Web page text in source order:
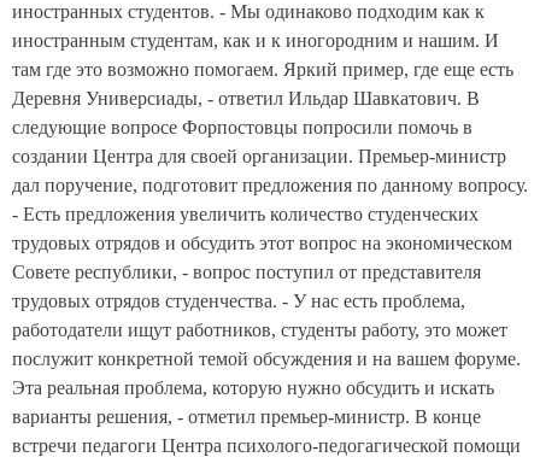
иностранных студентов. - Мы одинаково подходим как к
иностранным студентам, как и к иногородним и нашим. И
там где это возможно помогаем. Яркий пример, где еще есть
Деревня Универсиады, - ответил Ильдар Шавкатович. В
следующие вопросе Форпостовцы попросили помочь в
создании Центра для своей организации. Премьер-министр
дал поручение, подготовит предложения по данному вопросу.
- Есть предложения увеличить количество студенческих
трудовых отрядов и обсудить этот вопрос на экономическом
Совете республики, - вопрос поступил от представителя
трудовых отрядов студенчества. - У нас есть проблема,
работодатели ищут работников, студенты работу, это может
послужит конкретной темой обсуждения и на вашем форуме.
Эта реальная проблема, которую нужно обсудить и искать
варианты решения, - отметил премьер-министр. В конце
встречи педагоги Центра психолого-педогагической помощи